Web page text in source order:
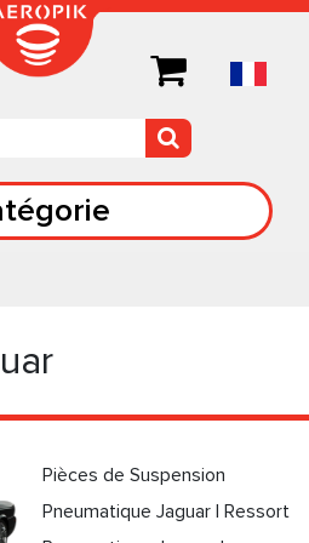
Pièces de Suspension
Pneumatique Jaguar | Ressort